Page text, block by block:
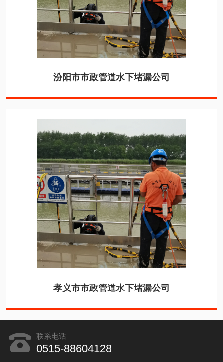
汾阳市市政管道水下堵漏公司
孝义市市政管道水下堵漏公司
联系电话
0515-88604128